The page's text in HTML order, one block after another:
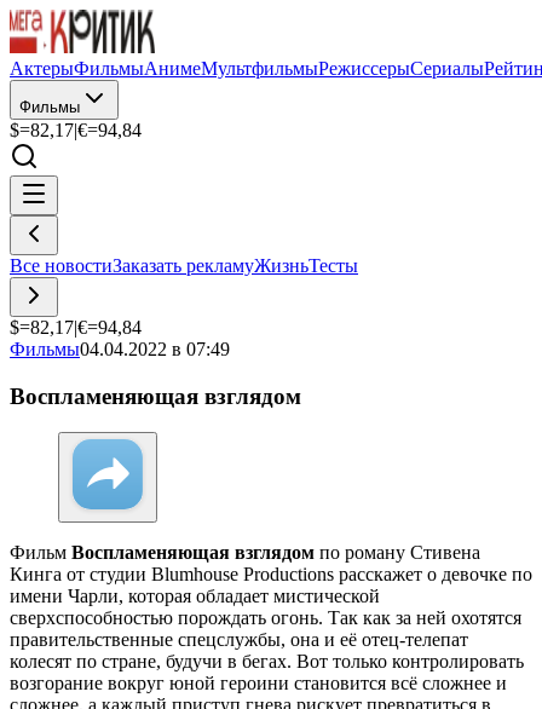
АктерыФильмыАнимеМультфильмыРежиссерыСериалы
Фильмы
$=82,17|€=94,84
Все новостиЗаказать рекламуЖизньТесты
$=82,17|€=94,84
Фильмы04.04.2022 в 07:49
Воспламеняющая взглядом
Фильм Воспламеняющая взглядом по роману Стивена
Кинга от студии Blumhouse Productions расскажет о девочке по
имени Чарли, которая обладает мистической
сверхспособностью порождать огонь. Так как за ней охотятся
правительственные спецслужбы, она и её отец-телепат
колесят по стране, будучи в бегах. Вот только контролировать
возгорание вокруг юной героини становится всё сложнее и